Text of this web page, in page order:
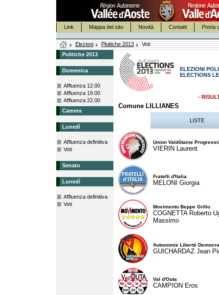
Link Mappa del sito Novità Contatti Posta
Elezioni Ploitiche 2013
Voti
Politiche 2013
Domenica
Affluenza 12.00
Affluenza 19.00
Affluenza 22.00
Camera
Lunedì
Affluenza definitiva
Voti
Senato
Lunedì
Affluenza definitiva
Voti
ELEZIONI
ELECTIONS
-
Comune LILLIANES
LISTE
Union Valdôtaine
VIERIN Laurent
Fratelli d'Italia
MELONI Giorgia
Movimento Beppe Grillo
COGNETTA Roberto
Massimo
Autonomie Liberté
GUICHARDAZ Jean
Val d'Outa
CAMPION Eros